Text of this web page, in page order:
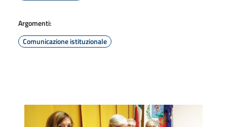
Argomenti:
Comunicazione istituzionale